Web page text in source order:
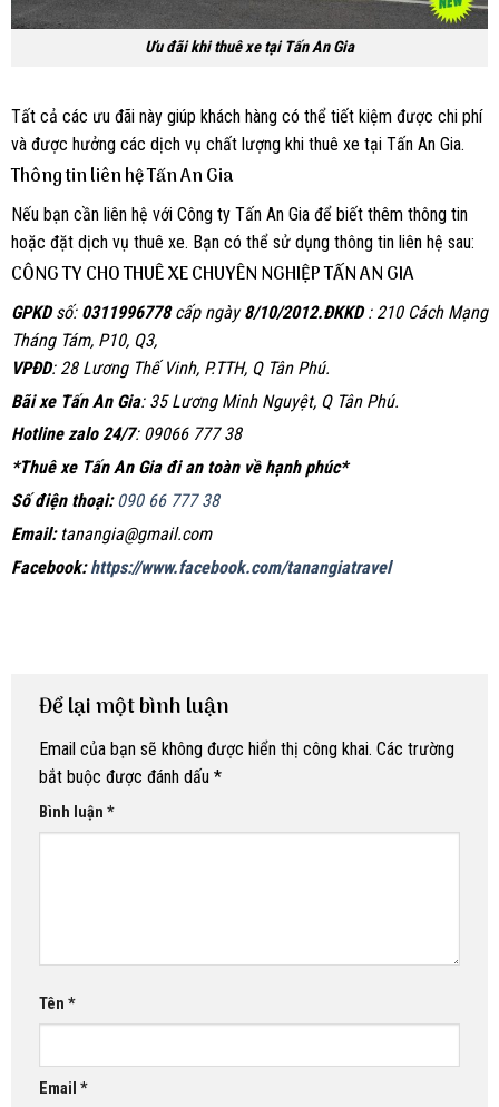
Ưu đãi khi thuê xe tại Tấn An Gia
Tất cả các ưu đãi này giúp khách hàng có thể tiết kiệm được chi phí
và được hưởng các dịch vụ chất lượng khi thuê xe tại Tấn An Gia.
Thông tin liên hệ Tấn An Gia
Nếu bạn cần liên hệ với Công ty Tấn An Gia để biết thêm thông tin
hoặc đặt dịch vụ thuê xe. Bạn có thể sử dụng thông tin liên hệ sau:
CÔNG TY CHO THUÊ XE CHUYÊN NGHIỆP TẤN AN GIA
GPKDsố: 0311996778cấp ngày8/10/2012.ĐKKD: 210 Cách Mạng
Tháng Tám, P10, Q3,
VPĐD: 28 Lương Thế Vinh, P.TTH, Q Tân Phú.
Bãi xe Tấn An Gia: 35 Lương Minh Nguyệt, Q Tân Phú.
Hotline zalo 24/7: 09066 777 38
*Thuê xe Tấn An Gia đi an toàn về hạnh phúc*
Số điện thoại:090 66 777 38
Email:tanangia@gmail.com
Facebook:https://www.facebook.com/tanangiatravel
Để lại một bình luận
Email của bạn sẽ không được hiển thị công khai. Các trường
bắt buộc được đánh dấu *
Bình luận *
Tên *
Email *